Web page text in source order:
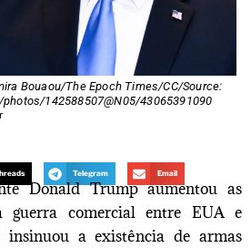
Bouaou/The Epoch Times/CC/Source:
142588507@N05/43065391090
Telegram Email
Donald Trump aumentou as
guerra comercial entre EUA e
insinuou a existência de armas